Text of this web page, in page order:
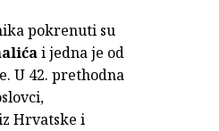
pokrenuti su
i jedna je od
U 42. prethodna
Hrvatske i